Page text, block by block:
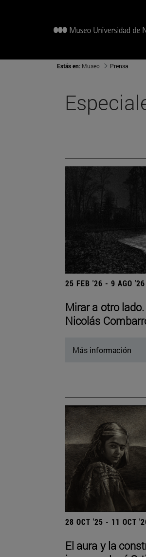
Estás en: Museo Prensa
25 FEB '26 - 9 AGO '26
Mirar a otro lado.
Nicolás
Más información
28 OCT '25 - 11 OCT
El aura y la